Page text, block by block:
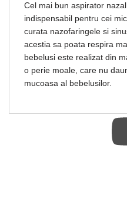
Cel mai bun aspirator
indispensabil pentru cei
curata nazofaringele si
acestia sa poata respira
bebelusi este realizat din
o perie moale, care nu
mucoasa al bebelusilor.